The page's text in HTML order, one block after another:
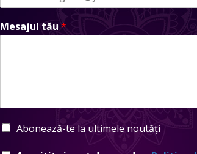
Mesajul tău *
Abonează-te la ultimele noutăți